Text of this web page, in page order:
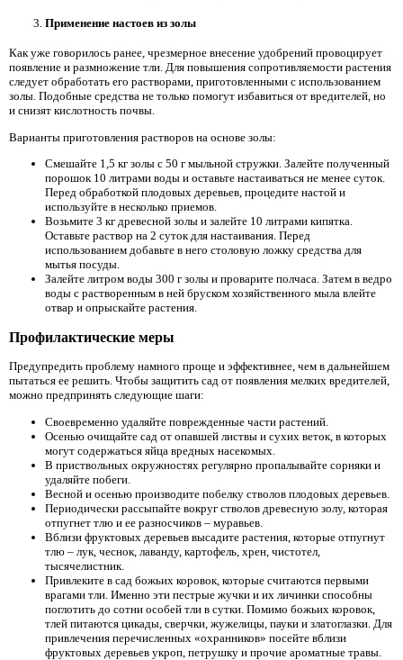
Применение настоев из золы
Как уже говорилось ранее, чрезмерное внесение удобрений провоцирует
появление и размножение тли. Для повышения сопротивляемости растения
следует обработать его растворами, приготовленными с использованием
золы. Подобные средства не только помогут избавиться от вредителей, но
и снизят кислотность почвы.
Варианты приготовления растворов на основе золы:
Смешайте 1,5 кг золы с 50 г мыльной стружки. Залейте полученный
порошок 10 литрами воды и оставьте настаиваться не менее суток.
Перед обработкой плодовых деревьев, процедите настой и
используйте в несколько приемов.
Возьмите 3 кг древесной золы и залейте 10 литрами кипятка.
Оставьте раствор на 2 суток для настаивания. Перед
использованием добавьте в него столовую ложку средства для
мытья посуды.
Залейте литром воды 300 г золы и проварите полчаса. Затем в ведро
воды с растворенным в ней бруском хозяйственного мыла влейте
отвар и опрыскайте растения.
Профилактические меры
Предупредить проблему намного проще и эффективнее, чем в дальнейшем
пытаться ее решить. Чтобы защитить сад от появления мелких вредителей,
можно предпринять следующие шаги:
Своевременно удаляйте поврежденные части растений.
Осенью очищайте сад от опавшей листвы и сухих веток, в которых
могут содержаться яйца вредных насекомых.
В приствольных окружностях регулярно пропалывайте сорняки и
удаляйте побеги.
Весной и осенью производите побелку стволов плодовых деревьев.
Периодически рассыпайте вокруг стволов древесную золу, которая
отпугнет тлю и ее разносчиков – муравьев.
Вблизи фруктовых деревьев высадите растения, которые отпугнут
тлю – лук, чеснок, лаванду, картофель, хрен, чистотел,
тысячелистник.
Привлеките в сад божьих коровок, которые считаются первыми
врагами тли. Именно эти пестрые жучки и их личинки способны
поглотить до сотни особей тли в сутки. Помимо божьих коровок,
тлей питаются цикады, сверчки, жужелицы, пауки и златоглазки. Для
привлечения перечисленных «охранников» посейте вблизи
фруктовых деревьев укроп, петрушку и прочие ароматные травы.